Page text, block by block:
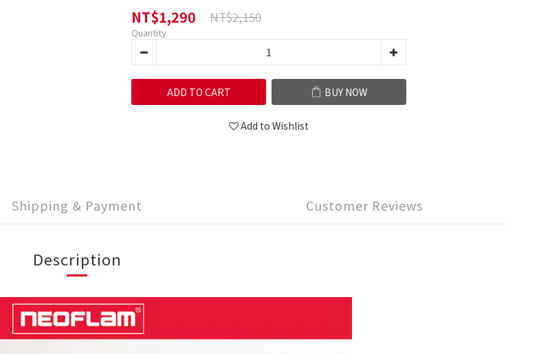
NT$1,290 NT$2,150
Quantity
ADD TO CART BUY NOW
Add to Wishlist
Shipping & Payment Customer Reviews
Description